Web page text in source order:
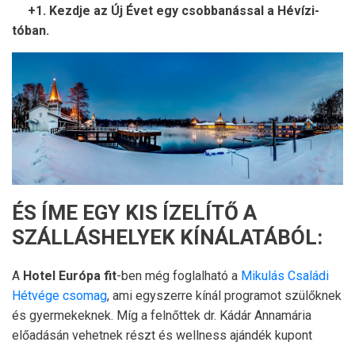
+1. Kezdje az Új Évet egy csobbanással a Hévízi-
tóban.
ÉS ÍME EGY KIS ÍZELÍTŐ A
SZÁLLÁSHELYEK KÍNÁLATÁBÓL:
A Hotel Európa fit-ben még foglalható a Mikulás Családi
Hétvége csomag, ami egyszerre kínál programot szülőknek
és gyermekeknek. Míg a felnőttek dr. Kádár Annamária
előadásán vehetnek részt és wellness ajándék kupont